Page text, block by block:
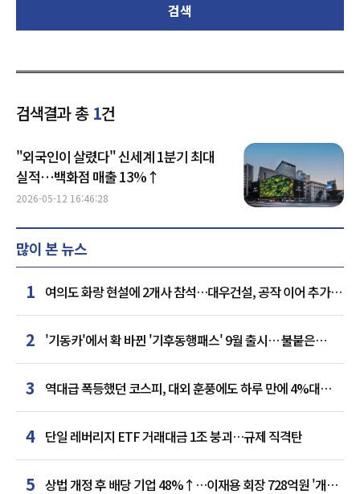
검색
검색결과 총 1건
"외국인이 살렸다" 신세계 1분기 최대
실적…백화점 매출 13%↑
2026-05-12 16:46:28
많이 본 뉴스
1 여의도 화랑 현설에 2개사 참석…대우건설, 공작 이어 추가
거점 확보하나
2 '기동카'에서 확 바뀐 '기후동행패스' 9월 출시… 불붙은
카드사 경쟁
3
역대급 폭등했던 코스피, 대외 훈풍에도 하루 만에 4%대
급락
4 단일 레버리지 ETF 거래대금 1조 붕괴…규제 직격탄
5 상법 개정 후 배당 기업 48%↑…이재용 회장 728억원 '개인